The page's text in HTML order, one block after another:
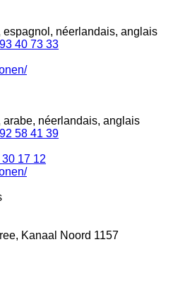
espagnol, néerlandais, anglais
40 73 33
néerlandais, anglais
58 41 39
17 12
Kanaal Noord 1157